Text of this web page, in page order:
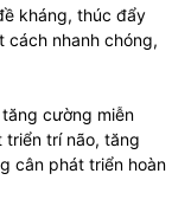
kháng, thúc đẩy
cách nhanh chóng,
cường miễn
trí não, tăng
cân phát triển hoàn